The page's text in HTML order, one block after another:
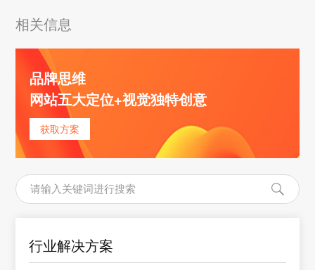
相关信息
品牌思维
网站五大定位+视觉独特创意
获取方案
行业解决方案